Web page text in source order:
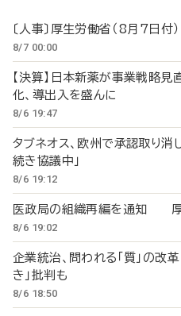
〔人事〕厚生労働省（8月7日
8/7 00:00
【決算】日本新薬が事業戦
化、導出入を盛んに
8/6 19:47
タブネオス、欧州で承認取り
続き協議中」
8/6 19:12
医政局の組織再編を通知 厚
8/6 19:02
企業統治、問われる「質」の
き」批判も
8/6 18:50